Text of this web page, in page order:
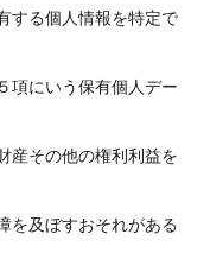
する個人情報を特定で
項にいう保有個人デー
産その他の権利利益を
を及ぼすおそれがある